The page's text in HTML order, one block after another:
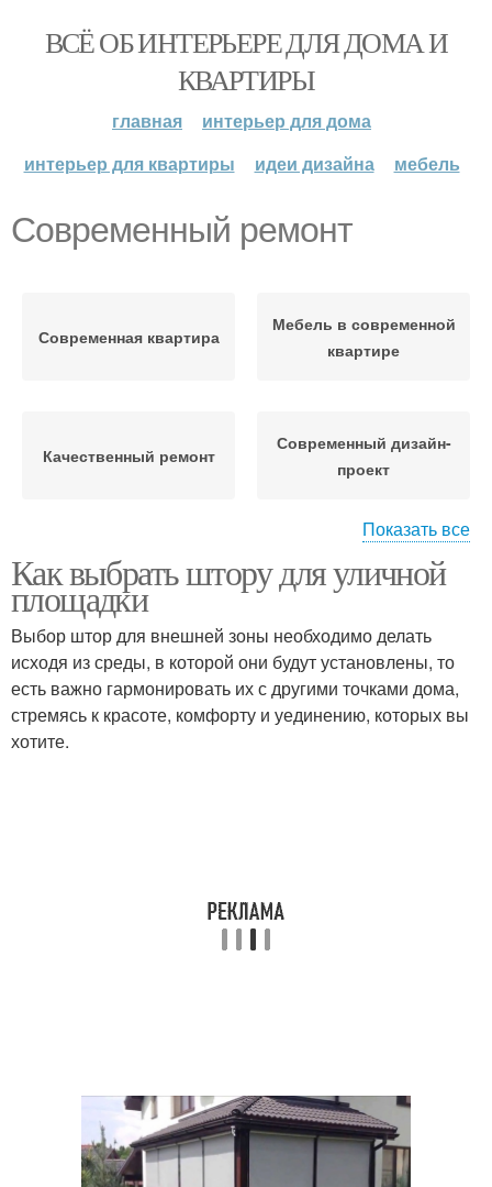
ВСЁ ОБ ИНТЕРЬЕРЕ ДЛЯ ДОМА И
КВАРТИРЫ
главная
интерьер для дома
интерьер для квартиры
идеи дизайна мебель
Современный ремонт
Современная квартира
Мебель в современной
квартире
Качественный ремонт
Современный дизайн-
проект
Дизайн-проект для
ремонта
Новые ремонты
Ремонты в квартире Современный дизайн
Показать все
Как выбрать штору для уличной
площадки
Выбор штор для внешней зоны необходимо делать
исходя из среды, в которой они будут установлены, то
есть важно гармонировать их с другими точками дома,
стремясь к красоте, комфорту и уединению, которых вы
хотите.